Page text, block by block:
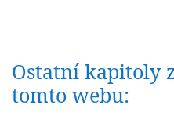
Ostatní kapitoly
tomto webu: